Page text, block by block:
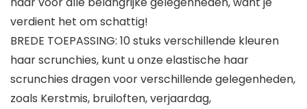
verdient het om schattig!
BREDE TOEPASSING: 10 stuks verschillende kleuren
haar scrunchies, kunt u onze elastische haar
scrunchies dragen voor verschillende gelegenheden,
zoals Kerstmis, bruiloften, verjaardag,